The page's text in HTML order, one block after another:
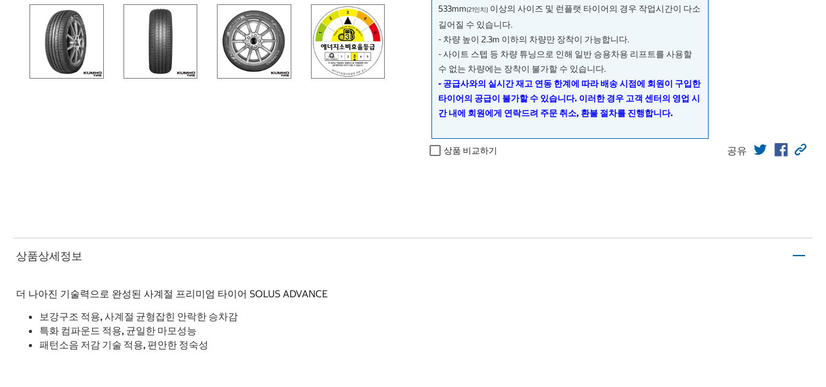
533mm(21인치) 이상의 사이즈 및 런플랫 타이어의 경우 작업시간이 다소
길어질 수 있습니다.
- 차량 높이 2.3m 이하의 차량만 장착이 가능합니다.
- 사이트 스텝 등 차량 튜닝으로 인해 일반 승용차용 리프트를 사용할
수 없는 차량에는 장착이 불가할 수 있습니다.
- 공급사와의 실시간 재고 연동 한계에 따라 배송 시점에 회원이 구입한
타이어의 공급이 불가할 수 있습니다. 이러한 경우 고객 센터의 영업 시
간 내에 회원에게 연락드려 주문 취소, 환불 절차를 진행합니다.
상품 비교하기 공유
상품상세정보
더 나아진 기술력으로 완성된 사계절 프리미엄 타이어 SOLUS ADVANCE
보강구조 적용, 사계절 균형잡힌 안락한 승차감
특화 컴파운드 적용, 균일한 마모성능
패턴소음 저감 기술 적용, 편안한 정숙성